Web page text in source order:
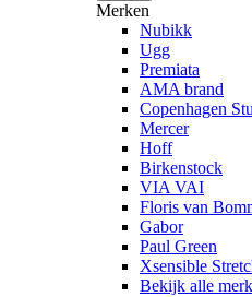
Merken
Nubikk
Ugg
Premiata
AMA brand
Copenhagen
Mercer
Hoff
Birkenstock
VIA VAI
Floris van
Gabor
Paul Green
Xsensible
Bekijk alle